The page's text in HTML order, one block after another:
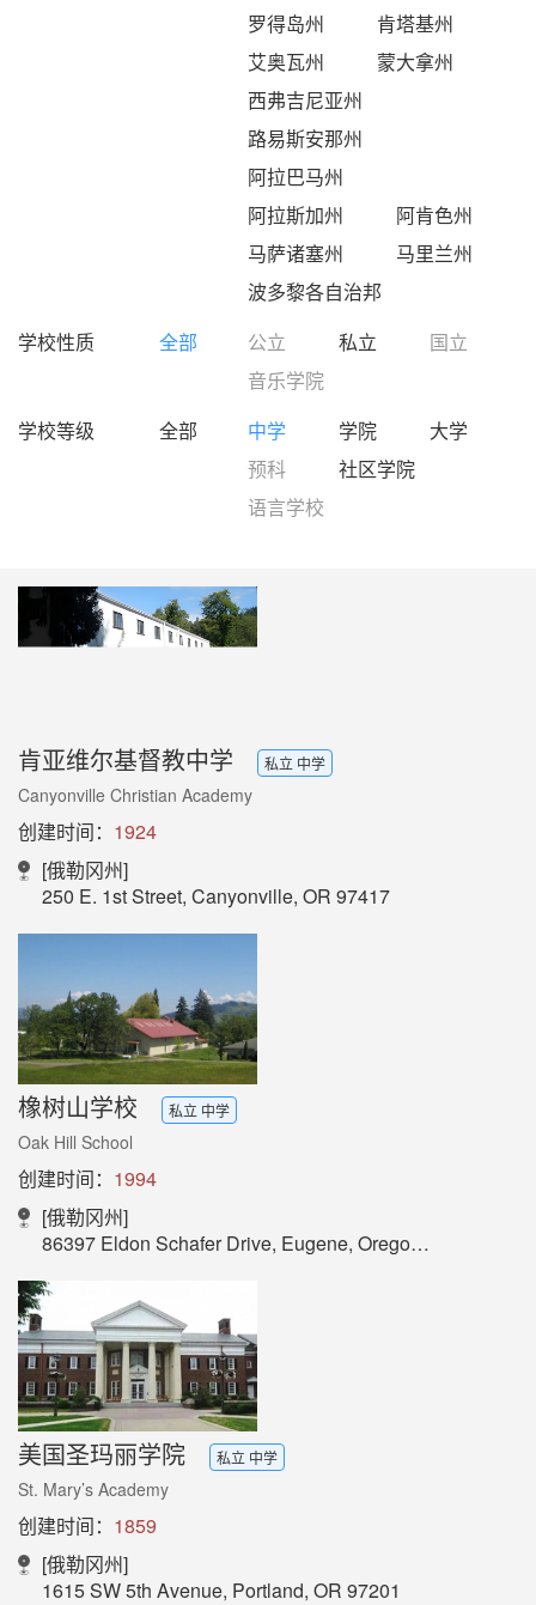
罗得岛州
肯塔基州
艾奥瓦州
蒙大拿州
西弗吉尼亚州
路易斯安那州
阿拉巴马州
阿拉斯加州
阿肯色州
马萨诸塞州
马里兰州
波多黎各自治邦
学校性质
全部 公立 私立
国立
音乐学院
学校等级
全部 中学 学院
大学
预科
社区学院
语言学校
肯亚维尔基督教中学 私立 中学
Canyonville Christian Academy
创建时间： 1924
[俄勒冈州]
250 E. 1st Street, Canyonville, OR 97417
橡树山学校 私立 中学
Oak Hill School
创建时间： 1994
[俄勒冈州]
86397 Eldon Schafer Drive, Eugene, Oregon 97405
美国圣玛丽学院 私立 中学
St. Mary’s Academy
创建时间： 1859
[俄勒冈州]
1615 SW 5th Avenue, Portland, OR 97201